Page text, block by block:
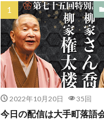
2022年10月20日 35回
今日の配信は大手町落語